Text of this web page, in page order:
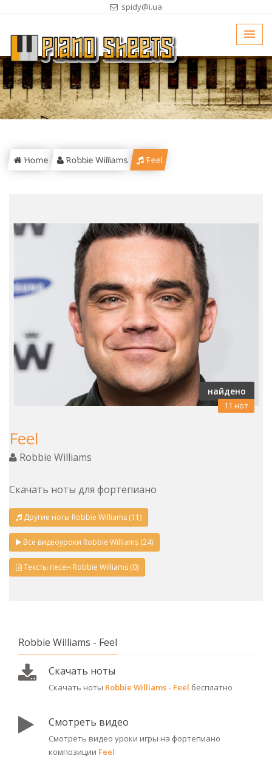
spidy@i.ua
Home Robbie Williams Feel
найдено
11 нот
Feel
Robbie Williams
Скачать ноты для фортепиано
Другие ноты Robbie Williams (11)
Все видеоуроки Robbie Williams (24)
Тексты песен Robbie Williams (0)
Robbie Williams - Feel
Скачать ноты
Скачать ноты Robbie Williams - Feel бесплатно
Смотреть видео
Смотреть видео уроки игры на фортепиано
композиции Feel